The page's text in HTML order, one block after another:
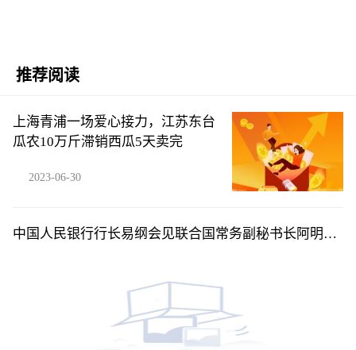
推荐阅读
上海青浦一场爱心接力，江苏东台
瓜农10万斤滞销西瓜5天卖完
2023-06-30
中国人民银行行长易纲会见联合国常务副秘书长阿明娜·